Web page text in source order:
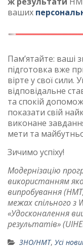
ваших
Пам’ятайте: ваші
підготовка вже
вірте у свої сили.
відповідальне
та спокій
показати свій
виконане
мети та
Зичимо успіху!
Модернізацію
використанням
випробування
межах спільного з
«Удосконалення
результатів»
ЗНО/НМТ, Усі